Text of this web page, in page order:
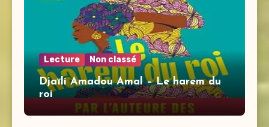
Lecture Non classé
Djaïli Amadou Amal – Le harem du
roi